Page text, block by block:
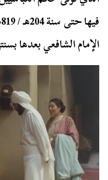
فيها حتى سنة 204هـ / 819م قبل ذهابه لبغداد
الإمام الشافعي بعدها